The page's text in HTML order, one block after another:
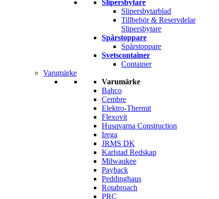
Slipersbytare
Slipersbytarblad
Tillbehör & Reservdelar
Slipersbytare
Spårstoppare
Spårstoppare
Svetscontainer
Container
Varumärke
Varumärke
Bahco
Cembre
Elektro-Thermit
Flexovit
Husqvarna Construction
Irega
JRMS DK
Karlstad Redskap
Milwaukee
Payback
Peddinghaus
Rotabroach
PRC